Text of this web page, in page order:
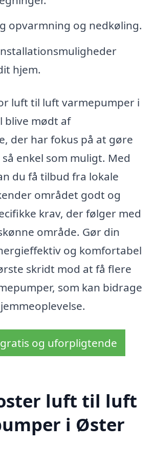
opvarmning og nedkøling.
hjem.
luft til luft varmepumper i
blive mødt af
der har fokus på at gøre
enkel som muligt. Med
du få tilbud fra lokale
området godt og
krav, der følger med
område. Gør din
og komfortabel
skridt mod at få flere
som kan bidrage
og uforpligtende
luft til luft
i Øster